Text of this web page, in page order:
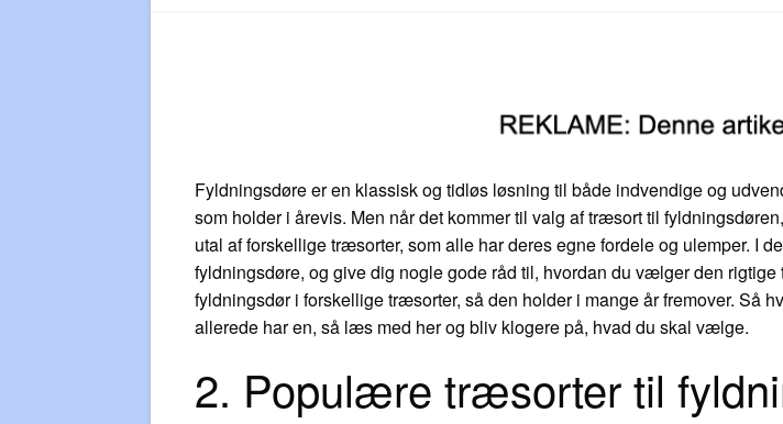
Fyldningsdøre er en klassisk og tidløs løsning til både indvendige og
som holder i årevis. Men når det kommer til valg af træsort til
utal af forskellige træsorter, som alle har deres egne fordele og ulemper. I
fyldningsdøre, og give dig nogle gode råd til, hvordan du vælger den
fyldningsdør i forskellige træsorter, så den holder i mange år fremover. Så
allerede har en, så læs med her og bliv klogere på, hvad du skal vælge.
2. Populære træsorter til